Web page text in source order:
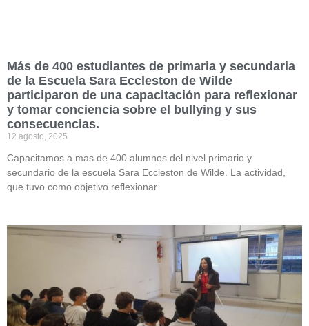
Más de 400 estudiantes de primaria y secundaria
de la Escuela Sara Eccleston de Wilde
participaron de una capacitación para reflexionar
y tomar conciencia sobre el bullying y sus
consecuencias.
12 agosto, 2025
Capacitamos a mas de 400 alumnos del nivel primario y
secundario de la escuela Sara Eccleston de Wilde. La actividad,
que tuvo como objetivo reflexionar